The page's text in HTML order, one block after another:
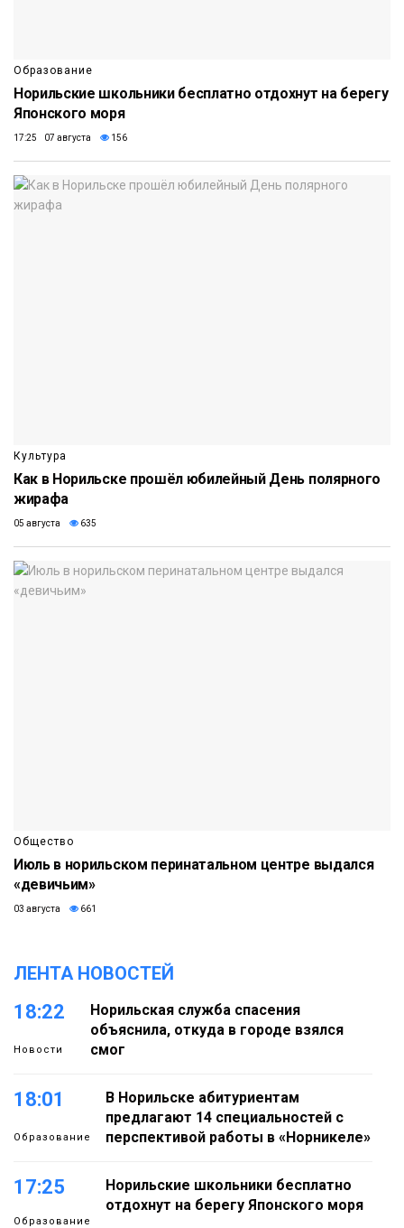
Образование
Норильские школьники бесплатно отдохнут на берегу
Японского моря
17:25 07 августа 156
Культура
Как в Норильске прошёл юбилейный День полярного
жирафа
05 августа 635
Общество
Июль в норильском перинатальном центре выдался
«девичьим»
03 августа 661
ЛЕНТА НОВОСТЕЙ
18:22
Новости
Норильская служба спасения
объяснила, откуда в городе взялся
смог
18:01
Образование
В Норильске абитуриентам
предлагают 14 специальностей с
перспективой работы в «Норникеле»
17:25
Образование
Норильские школьники бесплатно
отдохнут на берегу Японского моря